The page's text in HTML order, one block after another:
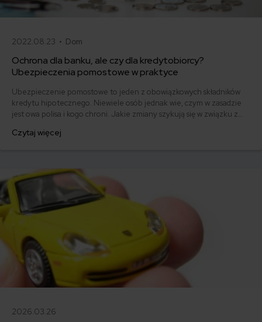
2022.08.23 • Dom
Ochrona dla banku, ale czy dla kredytobiorcy?
Ubezpieczenia pomostowe w praktyce
Ubezpieczenie pomostowe to jeden z obowiązkowych składników
kredytu hipotecznego. Niewiele osób jednak wie, czym w zasadzie
jest owa polisa i kogo chroni. Jakie zmiany szykują się w związku z
Ile wynosi ubezpieczenie pomostowe i jakie stawki obowiązują w
Czytaj więcej
2026.03.26